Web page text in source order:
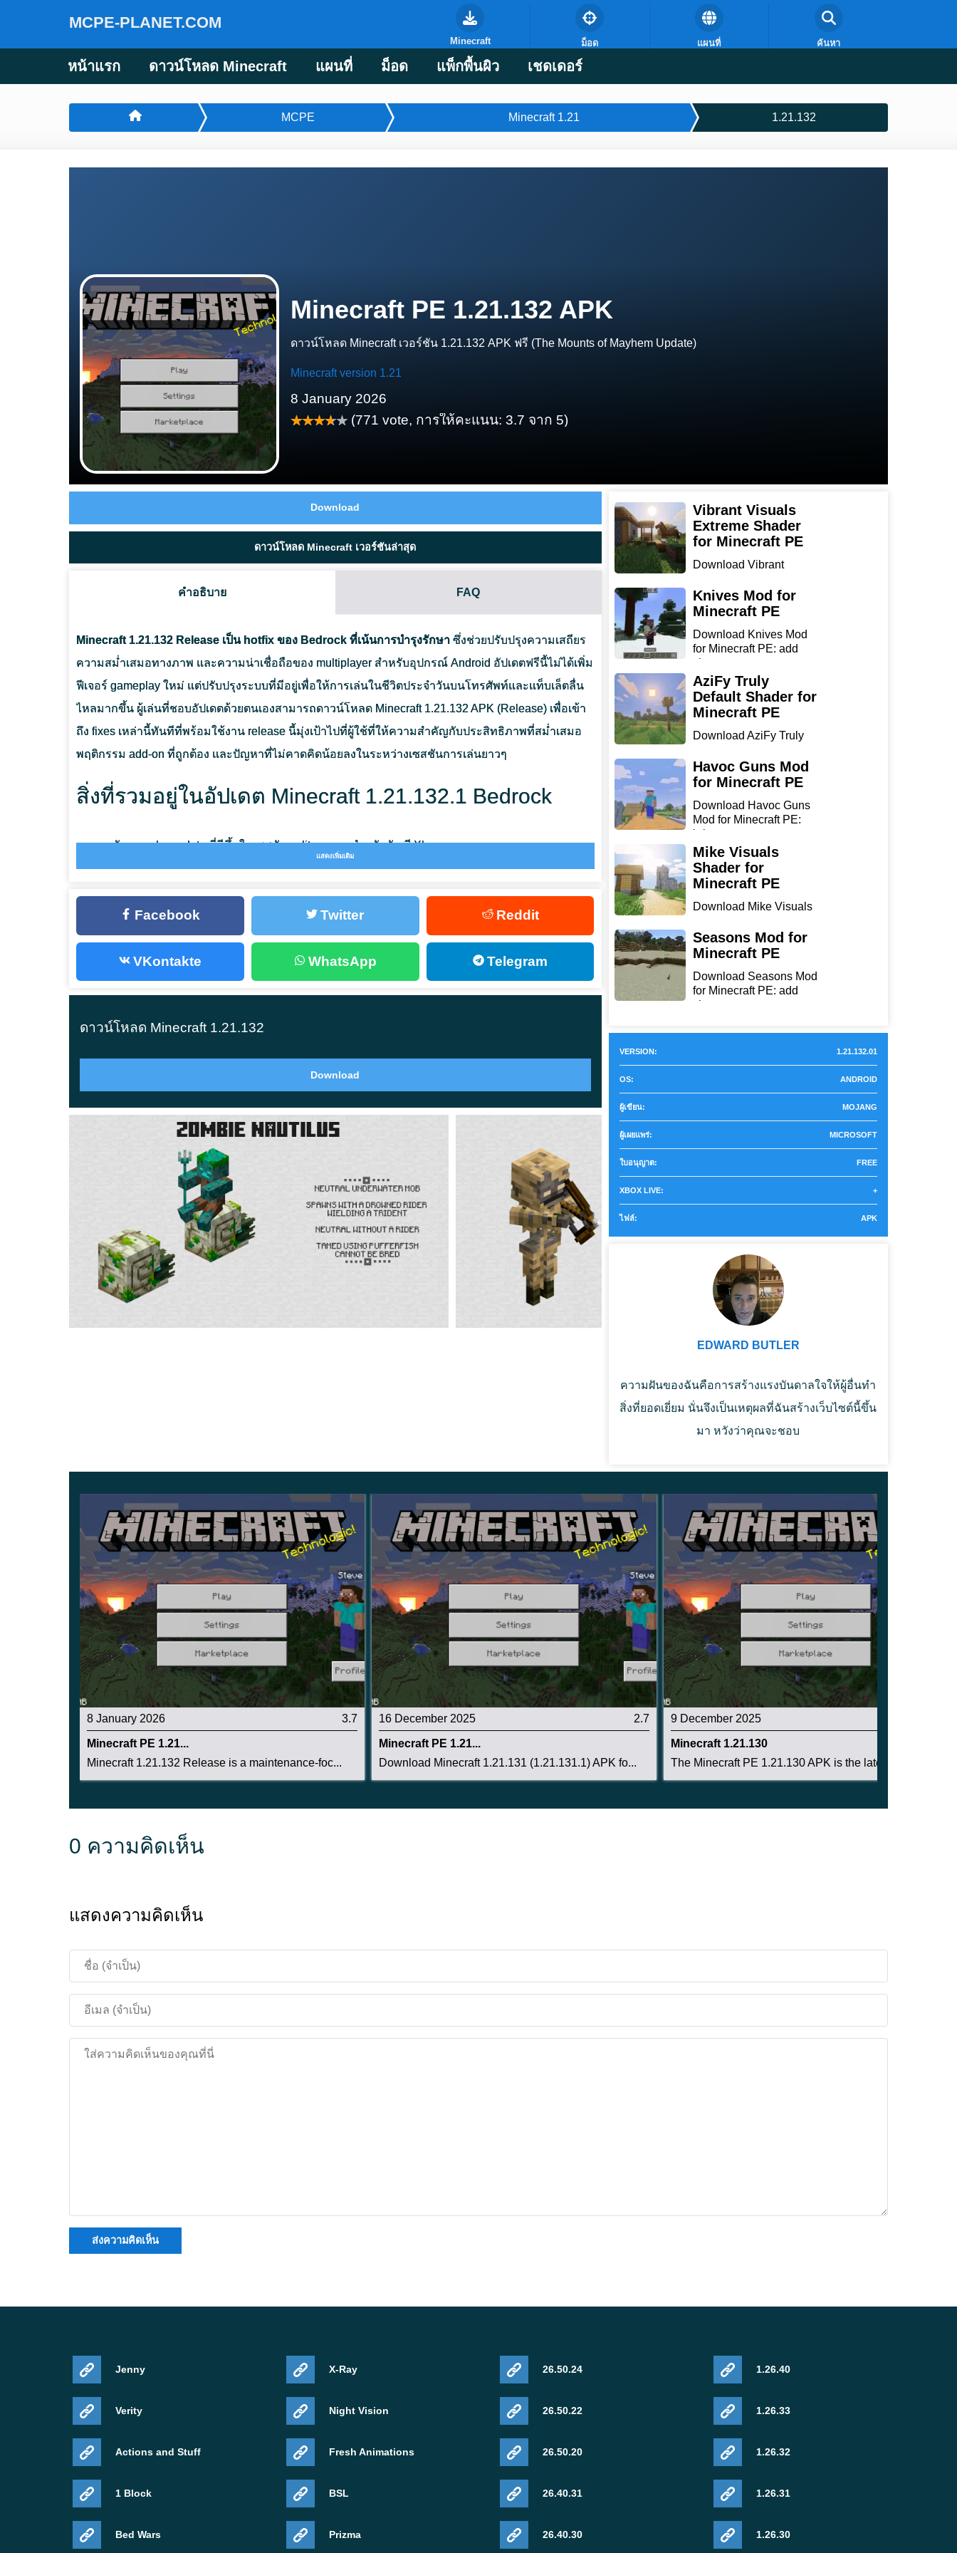
MCPE-PLANET.COM
หน้าแรก ดาวน์โหลด Minecraft แผนที่ ม็อด แพ็กพื้นผิว เชดเดอร์
Minecraft ม็อด แผนที่ ค้นหา
MCPE Minecraft 1.21 1.21.132
Minecraft PE 1.21.132 APK
ดาวน์โหลด Minecraft เวอร์ชัน 1.21.132 APK ฟรี (The Mounts of Mayhem Update)
Minecraft version 1.21
8 January 2026
(771 vote, การให้คะแนน: 3.7 จาก 5)
Download
ดาวน์โหลด Minecraft เวอร์ชันล่าสุด
คำอธิบาย FAQ
Minecraft 1.21.132 Release เป็น hotfix ของ Bedrock ที่เน้นการบำรุงรักษา ซึ่งช่วยปรับปรุงความเสถียร
ความสม่ำเสมอทางภาพ และความน่าเชื่อถือของ multiplayer สำหรับอุปกรณ์ Android อัปเดตฟรีนี้ไม่ได้เพิ่ม
ฟีเจอร์ gameplay ใหม่ แต่ปรับปรุงระบบที่มีอยู่เพื่อให้การเล่นในชีวิตประจำวันบนโทรศัพท์และแท็บเล็ตลื่น
ไหลมากขึ้น ผู้เล่นที่ชอบอัปเดตด้วยตนเองสามารถดาวน์โหลด Minecraft 1.21.132 APK (Release) เพื่อเข้า
ถึง fixes เหล่านี้ทันทีที่พร้อมใช้งาน release นี้มุ่งเป้าไปที่ผู้ใช้ที่ให้ความสำคัญกับประสิทธิภาพที่สม่ำเสมอ
พฤติกรรม add-on ที่ถูกต้อง และปัญหาที่ไม่คาดคิดน้อยลงในระหว่างเซสชันการเล่นยาวๆ
สิ่งที่รวมอยู่ในอัปเดต Minecraft 1.21.132.1 Bedrock
การจัดการ player data ที่ดีขึ้นในเซสชัน split-screen สำหรับบัญชี Xbox
การโหลด textures ใหม่ที่น่าเชื่อถือมากขึ้นเมื่อสลับ graphics modes ในเมนูหลัก
ลดความเสี่ยงของการ disconnections เมื่อใช้คำสั่ง entity-wide effect
แก้ไขปัญหาที่ไอคอนเข็มทิศบางครั้งไม่ปรากฏ
แก้ไข freeze ที่อาจเกิดขึ้นระหว่างการซื้อ Realm บน Nintendo Switch
ตอนนี้ Attachables แสดงผลถูกต้องเมื่อเกมถูกหยุดชั่วคราวหรือแสดงในหน้าต่าง NPC UI
การเปลี่ยนแปลงอธิบายในแง่ที่เข้าใจง่าย
ความเสถียรของ multiplayer และ split-screen
อัปเดตนี้ปรับปรุงวิธีที่เกมจัดการ profiles และ resources เมื่อมีผู้เล่นหลายคนใช้งานในเซสชันเดียวกัน การ
เล่น split-screen ตอนนี้คาดเดาได้มากขึ้น และ add-ons ยังคงรักษาภาพไว้แทนที่จะถูก unload บางส่วน
พฤติกรรมกราฟิกและการแก้ไข UI
การสลับระหว่าง graphics modes ไม่ทำให้ textures โหลดใหม่อย่างไม่ถูกต้องอีกต่อไป glitches ทางภาพ
เล็กๆ แต่สังเกตเห็นได้ — เช่น ไอคอน item ที่หายไป — ก็ได้รับการแก้ไขเช่นกัน ทำให้อินเทอร์เฟซรู้สึก
สม่ำเสมอมากขึ้น
ประสิทธิภาพและความน่าเชื่อถือ
อัปเดต Bedrock 1.21.132 ยังคงเข้ากันได้กับอุปกรณ์ Android หลากหลายรุ่น ประสิทธิภาพมีความเสถียรทั้ง
บนโทรศัพท์ระดับเริ่มต้นและแท็บเล็ตที่ทรงพลังกว่า โดยมีความไม่สม่ำเสมอทางกราฟิกน้อยลงในระหว่าง
เซสชันที่ยาวนาน
Game version 1.21.132.1
Platform Android APK
Edition Minecraft Bedrock
ประเภทอัปเดต Hotfix / maintenance release
เหมาะสำหรับ โทรศัพท์และแท็บเล็ต
วิธีดาวน์โหลด Minecraft 1.21.132.1
ไม่มาถึงภูมิภาคของคุณวิธีนี้มักถูกใช้โดยผู้เล่นที่ต้องการเข้าถึง hotfixes ทันทีหรือจัดการหลาย versions
ข้อมูลความปลอดภัยและกฎหมาย
ดาวน์โหลด installation files จากแหล่งที่เชื่อถือได้เสมอ หน้านี้จัดทำขึ้นเพื่อวัตถุประสงค์ในการให้ข้อมูล
เท่านั้น Minecraft เป็นเครื่องหมายการค้าของ Mojang AB และเว็บไซต์นี้ไม่ได้เกี่ยวข้องกับนักพัฒนาอย่าง
เป็นทางการ
แสดงเพิ่มเติม
Facebook Twitter Reddit
VKontakte WhatsApp Telegram
ดาวน์โหลด Minecraft 1.21.132
Download
Vibrant Visuals
Extreme Shader
for Minecraft PE
Download Vibrant
for Min...
Knives Mod for
Minecraft PE
Download Knives Mod
for Minecraft PE: add
sharp...
AziFy Truly
Default Shader for
Minecraft PE
Download AziFy Truly
Minecra...
Havoc Guns Mod
for Minecraft PE
Download Havoc Guns
Mod for Minecraft PE:
bring...
Mike Visuals
Shader for
Minecraft PE
Download Mike Visuals
...
Seasons Mod for
Minecraft PE
Download Seasons Mod
for Minecraft PE: add
chan...
VERSION: 1.21.132.01
OS: ANDROID
ผู้เขียน: MOJANG
ผู้เผยแพร่: MICROSOFT
ใบอนุญาต: FREE
XBOX LIVE: +
ไฟล์: APK
EDWARD BUTLER
ความฝันของฉันคือการสร้างแรงบันดาลใจให้ผู้อื่นทำ
สิ่งที่ยอดเยี่ยม นั่นจึงเป็นเหตุผลที่ฉันสร้างเว็บไซต์นี้ขึ้น
มา หวังว่าคุณจะชอบ
8 January 2026 3.7
Minecraft PE 1.21...
Minecraft 1.21.132 Release is a maintenance-foc...
16 December 2025 2.7
Minecraft PE 1.21...
Download Minecraft 1.21.131 (1.21.131.1) APK fo...
9 December 2025
Minecraft 1.21.130
The Minecraft PE 1.21.130 APK is the latest Bed...
0 ความคิดเห็น
แสดงความคิดเห็น
Jenny
Verity
Actions and Stuff
1 Block
Bed Wars
X-Ray
Night Vision
Fresh Animations
BSL
Prizma
26.50.24
26.50.22
26.50.20
26.40.31
26.40.30
1.26.40
1.26.33
1.26.32
1.26.31
1.26.30